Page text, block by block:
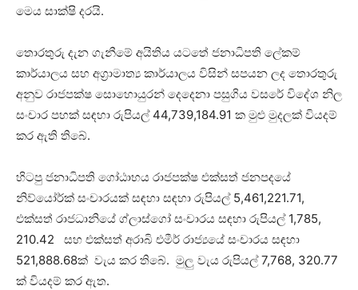
මෙය සාක්ෂි දරයි.
තොරතුරු දැන ගැනීමේ අයිතිය යටතේ ජනාධිපති ලේකම්
කාර්යාලය සහ අග්‍රාමාත්‍ය කාර්යාලය විසින් සපයන ලද තොරතුරු
අනුව රාජපක්ෂ සොහොයුරන් දෙදෙනා පසුගිය වසරේ විදේශ නිල
සංචාර පහක් සඳහා රුපියල් 44,739,184.91 ක මුළු මුදලක් වියදම්
කර ඇති තිබේ.‍
හිටපු ජනාධිපති ගෝඨාභය රාජපක්ෂ එක්සත් ජනපදයේ
නිව්යෝර්ක් සංචාරයක් සඳහා සඳහා රුපියල් 5,461,221.71,
එක්සත් රාජධානියේ ග්ලාස්ගෝ සංචාරය සඳහා රුපියල් 1,785,
210.42 සහ එක්සත් අරාබි එමීර් රාජ්‍යයේ සංචාරය සඳහා
521,888.68ක් වැය කර තිබේ. මුලු වැය රුපියල් 7,768, 320.77
ක් වියදම් කර ඇත.